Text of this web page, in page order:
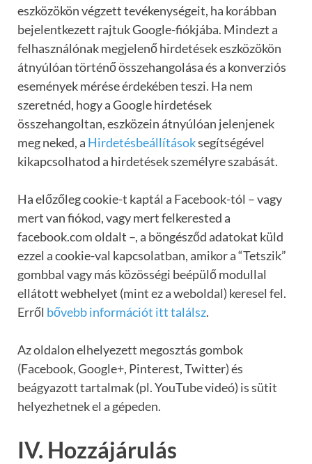
eszközökön végzett tevékenységeit, ha korábban
bejelentkezett rajtuk Google-fiókjába. Mindezt a
felhasználónak megjelenő hirdetések eszközökön
átnyúlóan történő összehangolása és a konverziós
események mérése érdekében teszi. Ha nem
szeretnéd, hogy a Google hirdetések
összehangoltan, eszközein átnyúlóan jelenjenek
meg neked, a Hirdetésbeállításoksegítségével
kikapcsolhatod a hirdetések személyre szabását.
Ha előzőleg cookie-t kaptál a Facebook-tól – vagy
mert van fiókod, vagy mert felkerested a
facebook.com oldalt –, a böngésződ adatokat küld
ezzel a cookie-val kapcsolatban, amikor a “Tetszik”
gombbal vagy más közösségi beépülő modullal
ellátott webhelyet (mint ez a weboldal) keresel fel.
Erről bővebb információt itt találsz.
Az oldalon elhelyezett megosztás gombok
(Facebook, Google+, Pinterest, Twitter) és
beágyazott tartalmak (pl. YouTube videó) is sütit
helyezhetnek el a gépeden.
IV. Hozzájárulás